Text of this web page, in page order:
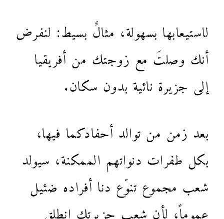
لاستيعابها بسهولة، مثالٌ بسيط: لنفرض
أنك وصلتَ مع زوجتك من أفريقيا
إلى جزيرة نائية بدون سكان.
بعد زمن من توالد أحفادكما فيها،
بكل طفرات دنواتهم الممكنة، سيولد
شعب مجموع تنوّع دنا أفراده ضئيل
عموماً، لأن شعب جزيرتك انطلق